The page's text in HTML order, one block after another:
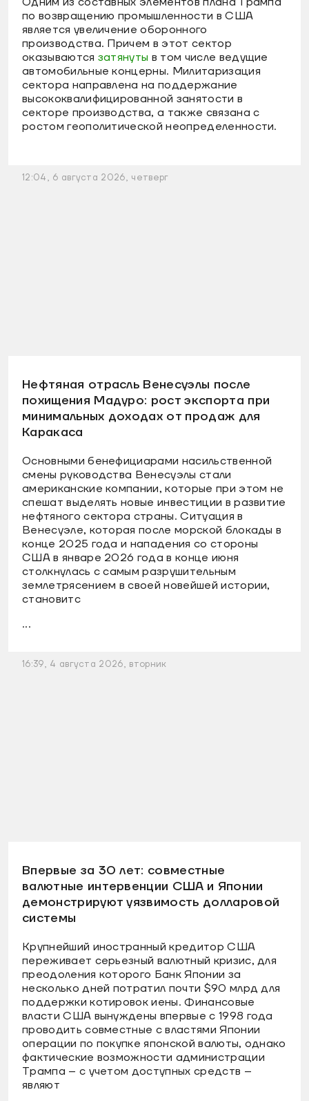
по возвращению промышленности в США
является увеличение оборонного
производства. Причем в этот сектор
оказываются затянуты в том числе ведущие
автомобильные концерны. Милитаризация
сектора направлена на поддержание
высококвалифицированной занятости в
секторе производства, а также связана с
ростом геополитической неопределенности.
12:04, 6 августа 2026, четверг
Нефтяная отрасль Венесуэлы после
похищения Мадуро: рост экспорта при
минимальных доходах от продаж для
Каракаса
Основными бенефициарами насильственной
смены руководства Венесуэлы стали
американские компании, которые при этом не
спешат выделять новые инвестиции в развитие
нефтяного сектора страны. Ситуация в
Венесуэле, которая после морской блокады в
конце 2025 года и нападения со стороны
США в январе 2026 года в конце июня
столкнулась с самым разрушительным
землетрясением в своей новейшей истории,
становитс
...
16:39, 4 августа 2026, вторник
Впервые за 30 лет: совместные
валютные интервенции США и Японии
демонстрируют уязвимость долларовой
системы
Крупнейший иностранный кредитор США
переживает серьезный валютный кризис, для
преодоления которого Банк Японии за
несколько дней потратил почти $90 млрд для
поддержки котировок иены. Финансовые
власти США вынуждены впервые с 1998 года
проводить совместные с властями Японии
операции по покупке японской валюты, однако
фактические возможности администрации
Трампа – с учетом доступных средств –
являют